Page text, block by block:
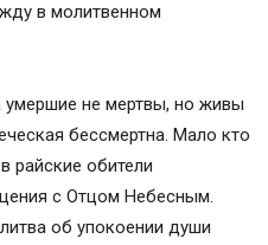
в молитвенном
умершие не мертвы, но живы
бессмертна. Мало кто
райские обители
с Отцом Небесным.
об упокоении души